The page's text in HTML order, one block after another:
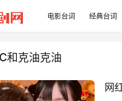
电影台词 经典台词
和克油克油
网